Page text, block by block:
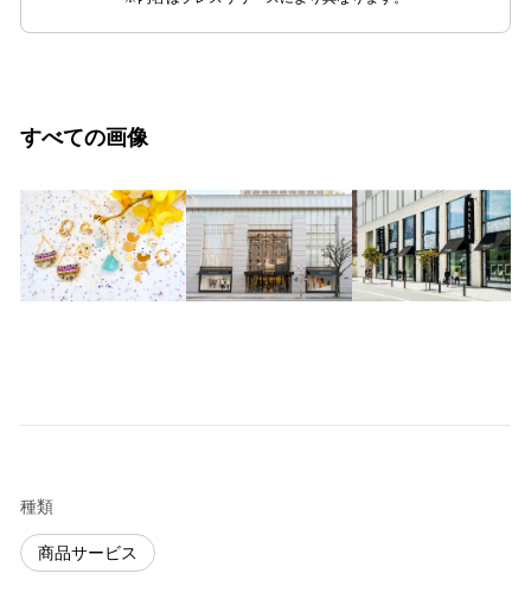
すべての画像
種類
商品サービス